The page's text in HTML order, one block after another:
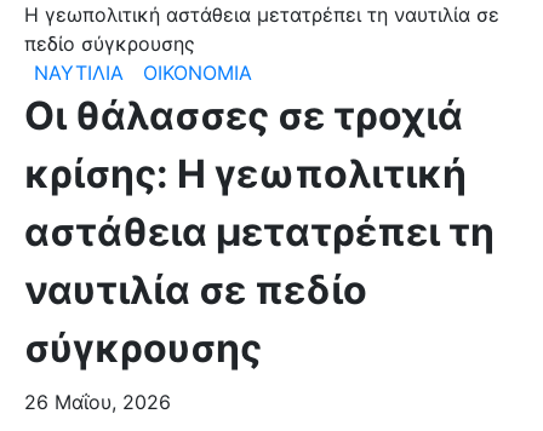
Η γεωπολιτική αστάθεια μετατρέπει τη ναυτιλία σε
πεδίο σύγκρουσης
ΝΑΥΤΙΛΙΑ
ΟΙΚΟΝΟΜΙΑ
Οι θάλασσες σε τροχιά
κρίσης: Η γεωπολιτική
αστάθεια μετατρέπει τη
ναυτιλία σε πεδίο
σύγκρουσης
26 Μαΐου, 2026